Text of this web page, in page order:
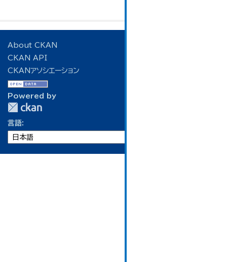
About CKAN
CKAN API
CKANアソシエーション
Powered by
言語